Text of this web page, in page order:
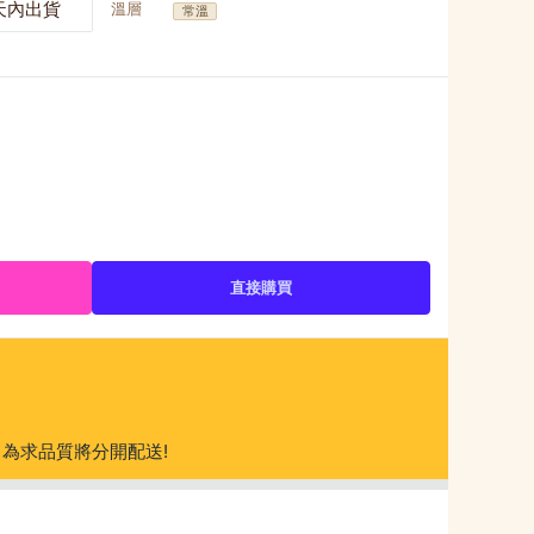
內出貨 溫層 常溫
直接購買
求品質將分開配送!